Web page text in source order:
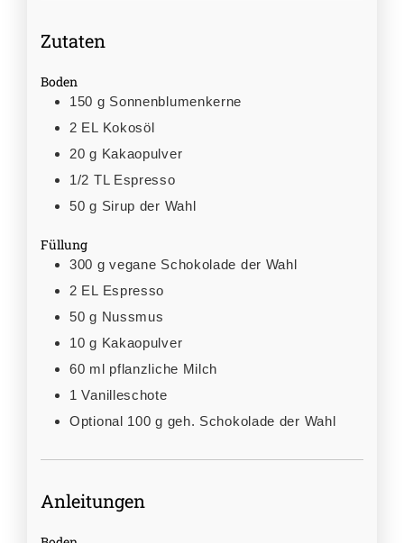
Zutaten
Boden
150 g Sonnenblumenkerne
2 EL Kokosöl
20g Kakaopulver
1/2 TL Espresso
50 g Sirup der Wahl
Füllung
300 g vegane Schokolade der Wahl
2 EL Espresso
50g Nussmus
10 g Kakaopulver
60 ml pflanzliche Milch
1 Vanilleschote
Optional 100 g geh. Schokolade der Wahl
Anleitungen